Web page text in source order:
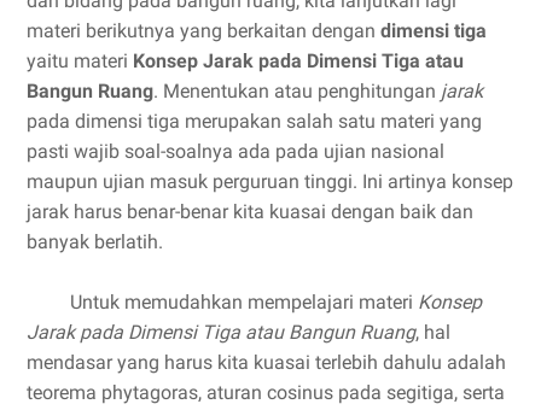
materi berikutnya yang berkaitan dengan dimensi tiga
yaitu materi Konsep Jarak pada Dimensi Tiga atau
Bangun Ruang. Menentukan atau penghitungan jarak
pada dimensi tiga merupakan salah satu materi yang
pasti wajib soal-soalnya ada pada ujian nasional
maupun ujian masuk perguruan tinggi. Ini artinya konsep
jarak harus benar-benar kita kuasai dengan baik dan
banyak berlatih.
Untuk memudahkan mempelajari materi Konsep
Jarak pada Dimensi Tiga atau Bangun Ruang, hal
mendasar yang harus kita kuasai terlebih dahulu adalah
teorema phytagoras, aturan cosinus pada segitiga, serta